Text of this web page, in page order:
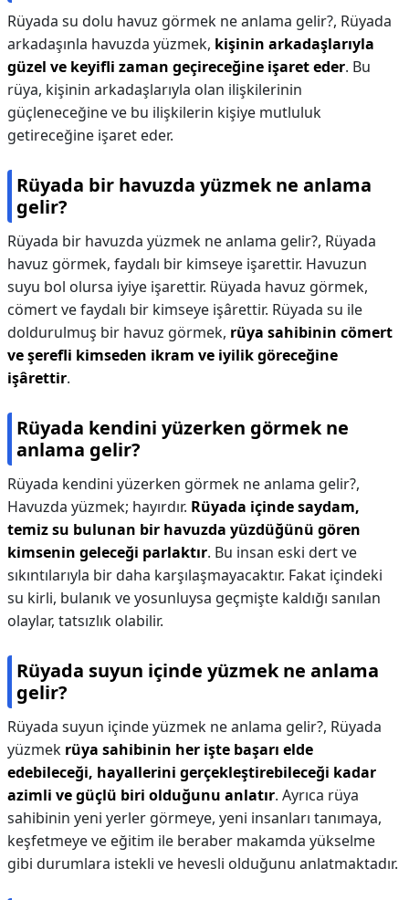
Rüyada su dolu havuz görmek ne anlama gelir?, Rüyada
arkadaşınla havuzda yüzmek, kişinin arkadaşlarıyla
güzel ve keyifli zaman geçireceğine işaret eder. Bu
rüya, kişinin arkadaşlarıyla olan ilişkilerinin
güçleneceğine ve bu ilişkilerin kişiye mutluluk
getireceğine işaret eder.
Rüyada bir havuzda yüzmek ne anlama
gelir?
Rüyada bir havuzda yüzmek ne anlama gelir?, Rüyada
havuz görmek, faydalı bir kimseye işarettir. Havuzun
suyu bol olursa iyiye işarettir. Rüyada havuz görmek,
cömert ve faydalı bir kimseye işârettir. Rüyada su ile
doldurulmuş bir havuz görmek, rüya sahibinin cömert
ve şerefli kimseden ikram ve iyilik göreceğine
işârettir.
Rüyada kendini yüzerken görmek ne
anlama gelir?
Rüyada kendini yüzerken görmek ne anlama gelir?,
Havuzda yüzmek; hayırdır. Rüyada içinde saydam,
temiz su bulunan bir havuzda yüzdüğünü gören
kimsenin geleceği parlaktır. Bu insan eski dert ve
sıkıntılarıyla bir daha karşılaşmayacaktır. Fakat içindeki
su kirli, bulanık ve yosunluysa geçmişte kaldığı sanılan
olaylar, tatsızlık olabilir.
Rüyada suyun içinde yüzmek ne anlama
gelir?
Rüyada suyun içinde yüzmek ne anlama gelir?, Rüyada
yüzmek rüya sahibinin her işte başarı elde
edebileceği, hayallerini gerçekleştirebileceği kadar
azimli ve güçlü biri olduğunu anlatır. Ayrıca rüya
sahibinin yeni yerler görmeye, yeni insanları tanımaya,
keşfetmeye ve eğitim ile beraber makamda yükselme
gibi durumlara istekli ve hevesli olduğunu anlatmaktadır.